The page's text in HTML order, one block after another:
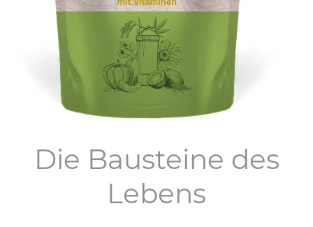
Die Bausteine des
Lebens